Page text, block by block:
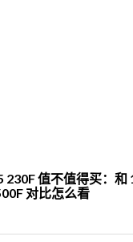
值不值得买：和
对比怎么看